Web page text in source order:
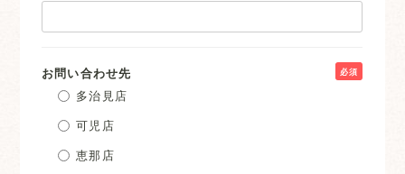
お問い合わせ先 必須
多治見店
可児店
恵那店